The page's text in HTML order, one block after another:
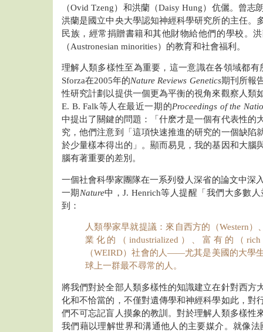
（Ovid Tzeng）和洪蘭（Daisy Hung）伉儷。曾
洪蘭是國立中央大學認知神經科學研究所的主任。
民族，經常捐贈書籍和其他財物給他們的學校。
（Austronesian minorities）的教育和社會福利。
理解人類多樣性至為重要，這一意識在各領域都
Sforza在2005年的Nature Reviews Genetics期刊所報
性研究計劃以提供一個更為平衡的視角來觀察人類
E. B. Falk等人在最近一期的Proceedings of the
中提出了關鍵的問題：「什麽才是一個有代表性的
究，他們注意到「這項快速推進的研究的一個缺陷
於少量樣本得出的」。顯而易見，我的基因和大腦
腦有著重要的差別。
一個社會科學家團隊在一系列發人深省的論文中深
一期 Nature中，J. Henrich等人提醒「我們大多數
到：
人類學家早就提議：來自西方的（Western）
業化的（industrialized）、富有的（
（WEIRD）社會的人——尤其是美國的大
球上一群最不尋常的人。
將我們對於全部人類多樣性的知識建立在針對西方
化和不恰當的，不僅對遺傳學和神經科學如此，對
們不可忘記盲人摸象的教訓。對於理解人類多樣性
我們藉以理解世界和溝通他人的主要媒介。就像法